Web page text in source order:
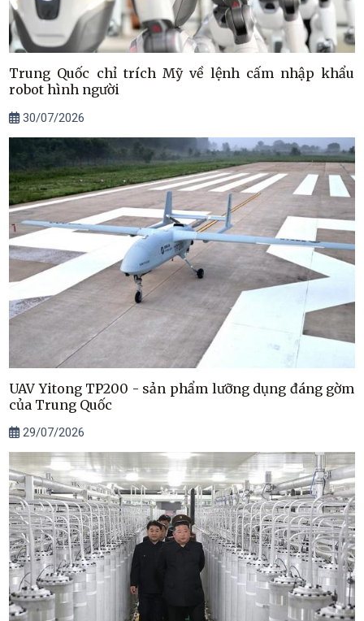
Trung Quốc chỉ trích Mỹ về lệnh cấm nhập khẩu
robot hình người
30/07/2026
UAV Yitong TP200 - sản phẩm lưỡng dụng đáng gờm
của Trung Quốc
29/07/2026